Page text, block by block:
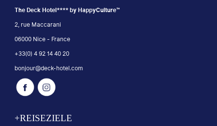
The Deck Hotel**** by HappyCulture™
2, rue Maccarani
06000 Nice - France
+33(0) 4 92 14 40 20
bonjour@deck-hotel.com
+REISEZIELE